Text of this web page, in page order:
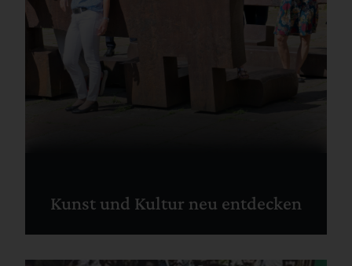
Kunst und Kultur neu entdecken